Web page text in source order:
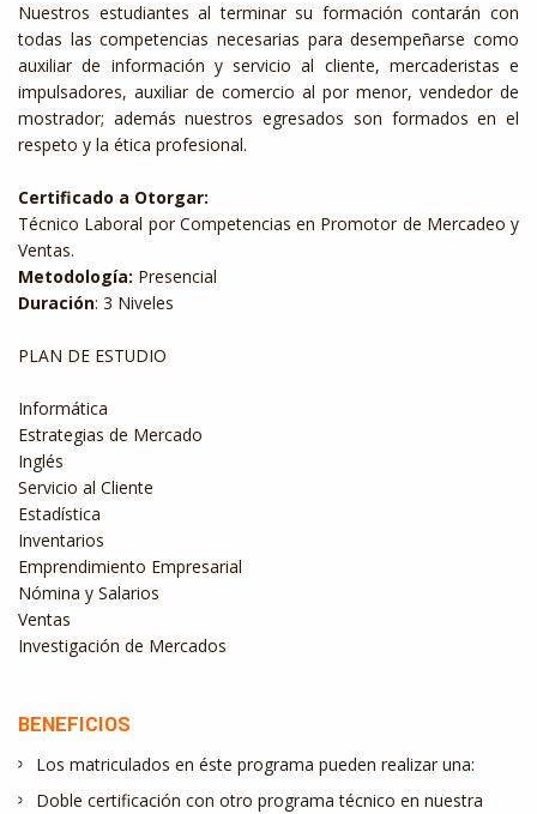
Nuestros estudiantes al terminar su formación contarán con
todas las competencias necesarias para desempeñarse como
auxiliar de información y servicio al cliente, mercaderistas e
impulsadores, auxiliar de comercio al por menor, vendedor de
mostrador; además nuestros egresados son formados en el
respeto y la ética profesional.
Certificado a Otorgar:
Técnico Laboral por Competencias en Promotor de Mercadeo y
Ventas.
Metodología: Presencial
Duración: 3 Niveles
PLAN DE ESTUDIO
Informática
Estrategias de Mercado
Inglés
Servicio al Cliente
Estadística
Inventarios
Emprendimiento Empresarial
Nómina y Salarios
Ventas
Investigación de Mercados
BENEFICIOS
Los matriculados en éste programa pueden realizar una:
Doble certificación con otro programa técnico en nuestra